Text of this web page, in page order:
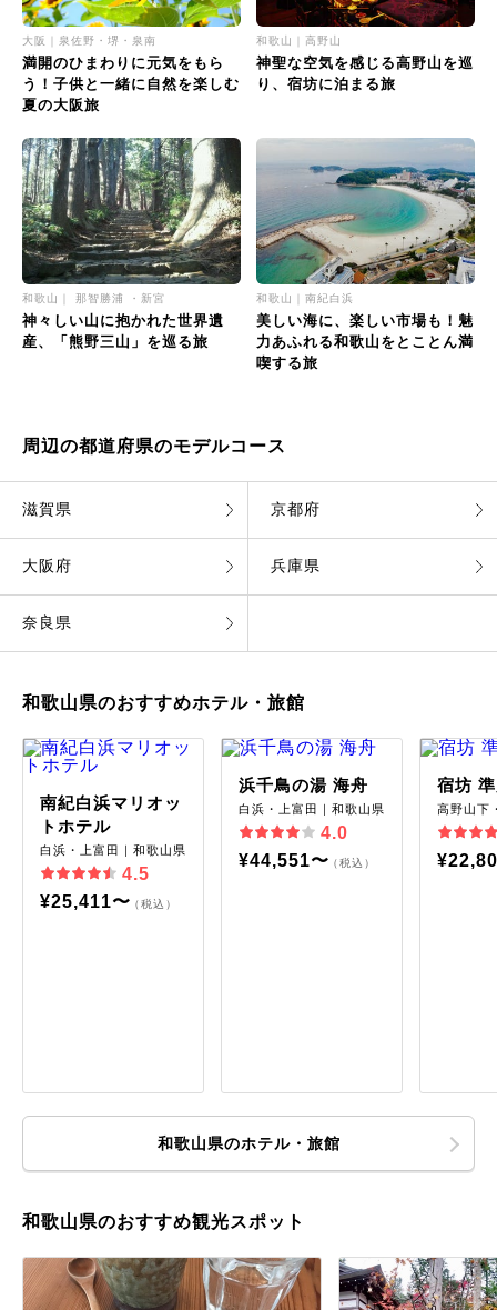
大阪｜泉佐野・堺・泉南
満開のひまわりに元気をもら
う！子供と一緒に自然を楽しむ
夏の大阪旅
和歌山｜高野山
神聖な空気を感じる高野山を巡
り、宿坊に泊まる旅
和歌山｜ 那智勝浦 ・新宮
神々しい山に抱かれた世界遺
産、「熊野三山」を巡る旅
和歌山｜南紀白浜
美しい海に、楽しい市場も！魅
力あふれる和歌山をとことん満
喫する旅
周辺の都道府県のモデルコース
滋賀県 京都府
大阪府 兵庫県
奈良県
和歌山県のおすすめホテル・旅館
南紀白浜マリオッ
トホテル
白浜・上富田｜和歌山県
4.5
¥25,411〜（税込）
浜千鳥の湯 海舟
白浜・上富田｜和歌山県
4.0
¥44,551〜（税込）
宿坊
高野山下
和歌山県のホテル・旅館
和歌山県のおすすめ観光スポット